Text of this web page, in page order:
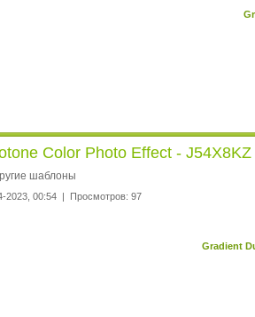
Color Photo Effect - J54X8KZ
шаблоны
2023, 00:54 | Просмотров: 97
Gradient